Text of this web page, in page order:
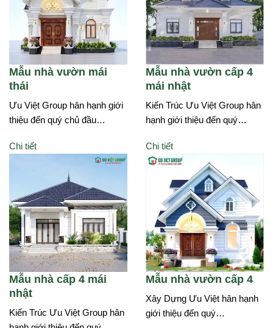
Mẫu nhà vườn mái
thái
Ưu Việt Group hân hạnh giới
thiệu đến quý chủ đầu…
Chi tiết
Mẫu nhà vườn cấp 4
mái nhật
Kiến Trúc Ưu Việt Group hân
hạnh giới thiệu đến quý…
Chi tiết
Mẫu nhà cấp 4 mái
nhật
Kiến Trúc Ưu Việt Group hân
Mẫu nhà vườn cấp 4
Xây Dựng Ưu Việt hân hạnh
giới thiệu đến quý…